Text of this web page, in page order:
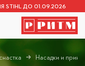
ДО 01.09.2026
Насадки и